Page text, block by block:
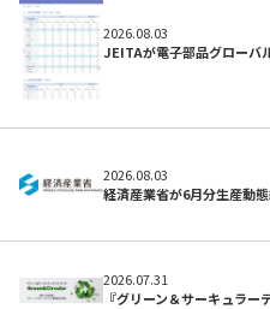
2026.08.03
JEITAが電子部品グローバ
2026.08.03
経済産業省が6月分生産動
2026.07.31
『グリーン＆サーキュラ